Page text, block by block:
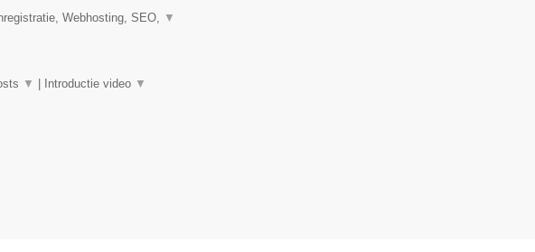
Webhosting, SEO, ▼
▼ Introductie video ▼